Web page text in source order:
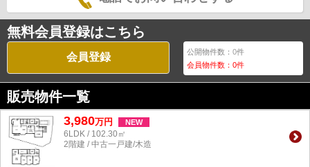
無料会員登録はこちら
会員登録 公開物件数：0件
会員物件数：0件
販売物件一覧
3,980万円 NEW
6LDK / 102.30㎡
2階建 / 中古一戸建/木造